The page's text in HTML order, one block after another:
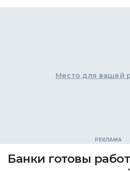
Место для вашей
Банки готовы